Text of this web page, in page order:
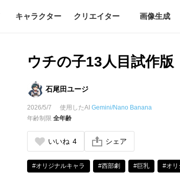
キャラクター クリエイター 画像生成
ウチの子13人目試作版
石尾田ユージ
2026/5/7 使用したAIGemini/Nano Banana
年齢制限全年齢
いいね 4 シェア
#オリジナルキャラ #西部劇 #巨乳 #オリ